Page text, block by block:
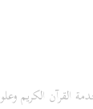
القرآن الكريم